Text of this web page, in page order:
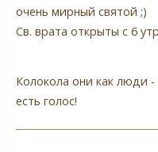
очень мирный святой ;)
Св. врата открыты с 6
Колокола они как люди
есть голос!